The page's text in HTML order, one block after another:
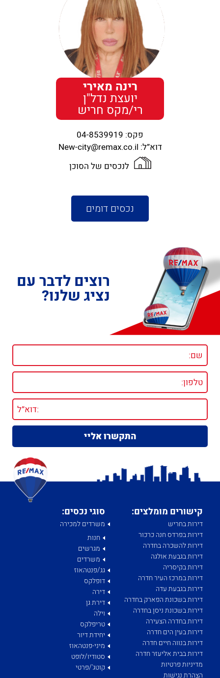
רינה מאירי
יועצת נדל"ן
רי/מקס חריש
פקס: 04-8539919
דוא”ל: New-city@remax.co.il
לנכסים של הסוכן
נכסים דומים
רוצים לדבר עם
נציג שלנו?
קישורים מומלצים:
דירות בחריש
דירות בפרדס חנה כרכור
דירות להשכרה בחדרה
דירות בגבעת אולגה
דירות בקיסריה
דירות במרכז העיר חדרה
דירות בגבעת עדה
דירות בשכונת הפארק בחדרה
דירות בשכונת ניסן בחדרה
דירות בחדרה הצעירה
דירות בעין הים חדרה
דירות בנווה חיים חדרה
דירות בבית אליעזר חדרה
מדיניות פרטיות
הַצְהָרַת נְגִישׁוּת
סוגי נכסים:
משרדים למכירה
חנות
מגרשים
משרדים
גג/פנטהאוז
דופלקס
דירה
דירת גן
וילה
טריפלקס
יחידת דיור
מיני-פנטהאוז
סטודיו/לופט
קוטג'/פרטי